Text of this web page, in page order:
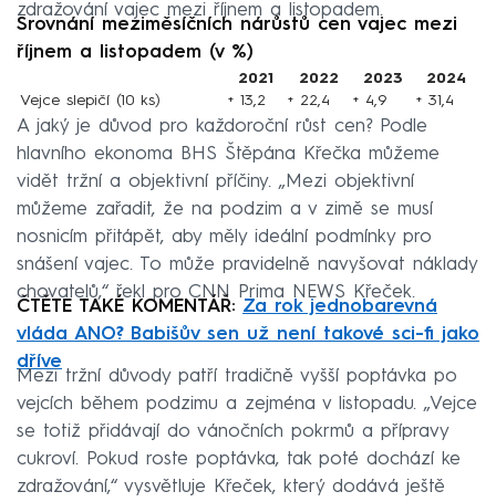
zdražování vajec mezi říjnem a listopadem.
Srovnání meziměsíčních nárůstů cen vajec mezi
říjnem a listopadem (v %)
2021 2022 2023
2024
Vejce slepičí (10 ks)
+ 13,2 + 22,4 + 4,9 + 31,4
A jaký je důvod pro každoroční růst cen? Podle
hlavního ekonoma BHS Štěpána Křečka můžeme
vidět tržní a objektivní příčiny. „Mezi objektivní
můžeme zařadit, že na podzim a v zimě se musí
nosnicím přitápět, aby měly ideální podmínky pro
snášení vajec. To může pravidelně navyšovat náklady
chovatelů,“ řekl pro CNN Prima NEWS Křeček.
ČTĚTE TAKÉ KOMENTÁŘ: Za rok jednobarevná
vláda ANO? Babišův sen už není takové sci-fi jako
dříve
Mezi tržní důvody patří tradičně vyšší poptávka po
vejcích během podzimu a zejména v listopadu. „Vejce
se totiž přidávají do vánočních pokrmů a přípravy
cukroví. Pokud roste poptávka, tak poté dochází ke
zdražování,“ vysvětluje Křeček, který dodává ještě